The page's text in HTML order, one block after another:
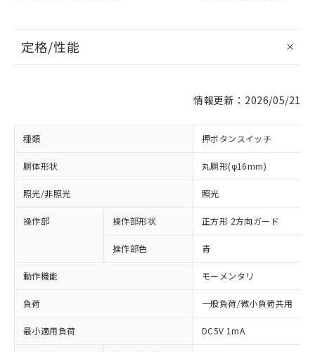
定格/性能
情報更新：2026/05/21
種類 押ボタンスイッチ
胴体形状 丸胴形(φ16mm)
照光/非照光 照光
操作部 操作部形状 正方形 2方向ガード
操作部色 青
動作機能 モーメンタリ
負荷 一般負荷/微小負荷共用
最小適用負荷 DC5V 1mA